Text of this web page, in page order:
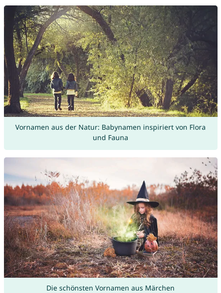
Vornamen aus der Natur: Babynamen inspiriert von Flora
und Fauna
Die schönsten Vornamen aus Märchen